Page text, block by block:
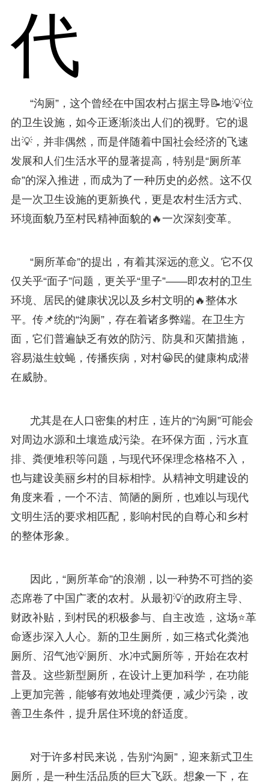
代
“沟厕”，这个曾经在中国农村占据主导📝地💡位
的卫生设施，如今正逐渐淡出人们的视野。它的退
出💡，并非偶然，而是伴随着中国社会经济的飞速
发展和人们生活水平的显著提高，特别是“厕所革
命”的深入推进，而成为了一种历史的必然。这不仅
是一次卫生设施的更新换代，更是农村生活方式、
环境面貌乃至村民精神面貌的🔥一次深刻变革。
“厕所革命”的提出，有着其深远的意义。它不仅
仅关乎“面子”问题，更关乎“里子”——即农村的卫生
环境、居民的健康状况以及乡村文明的🔥整体水
平。传📌统的“沟厕”，存在着诸多弊端。在卫生方
面，它们普遍缺乏有效的防污、防臭和灭菌措施，
容易滋生蚊蝇，传播疾病，对村😀民的健康构成潜
在威胁。
尤其是在人口密集的村庄，连片的“沟厕”可能会
对周边水源和土壤造成污染。在环保方面，污水直
排、粪便堆积等问题，与现代环保理念格格不入，
也与建设美丽乡村的目标相悖。从精神文明建设的
角度来看，一个不洁、简陋的厕所，也难以与现代
文明生活的要求相匹配，影响村民的自尊心和乡村
的整体形象。
因此，“厕所革命”的浪潮，以一种势不可挡的姿
态席卷了中国广袤的农村。从最初💡的政府主导、
财政补贴，到村民的积极参与、自主改造，这场⭐革
命逐步深入人心。新的卫生厕所，如三格式化粪池
厕所、沼气池💡厕所、水冲式厕所等，开始在农村
普及。这些新型厕所，在设计上更加科学，在功能
上更加完善，能够有效地处理粪便，减少污染，改
善卫生条件，提升居住环境的舒适度。
对于许多村民来说，告别“沟厕”，迎来新式卫生
厕所，是一种生活品质的巨大飞跃。想象一下，在